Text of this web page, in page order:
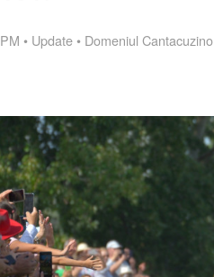
• Update • Domeniul Cantacuzino